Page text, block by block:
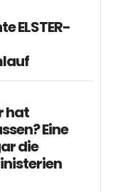
ELSTER-
hat
Eine
die